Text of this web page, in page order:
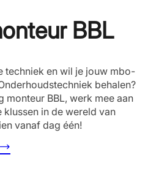
BBL
techniek en wil je jouw mbo-
behalen?
monteur BBL, werk mee aan
in de wereld van
vanaf dag één!